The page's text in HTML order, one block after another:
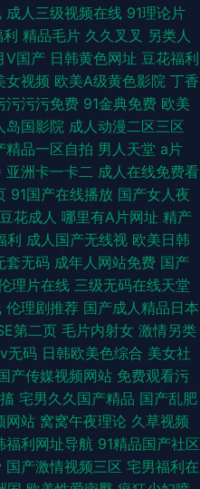
成人三级视频在线 91理论片
精品毛片 久久叉叉 另类人
V国产 日韩黄色网址 豆花福利
女视频 欧美A级黄色影院 丁香
污污污免费 91金典免费 欧美
岛国影院 成人动漫二区三区
精品一区自拍 男人天堂 a片
亚洲卡一卡二 成人在线免费看
91国产在线播放 国产女人夜
花成人 哪里有A片网址 精产
利 成人国产无线视 欧美日韩
套无码 成年人网站免费 国产
理片在线 三级无码在线天堂
伦理剧推荐 国产成人精品日本
第二页 毛片内射女 激情另类
无码 日韩欧美色综合 美女社
产传媒视频网站 免费观看污
宅男久久国产精品 国产乱肥
网站 窝窝午夜理论 久草视频
福利网址导航 91精品国产社区
国产激情视频三区 宅男福利在